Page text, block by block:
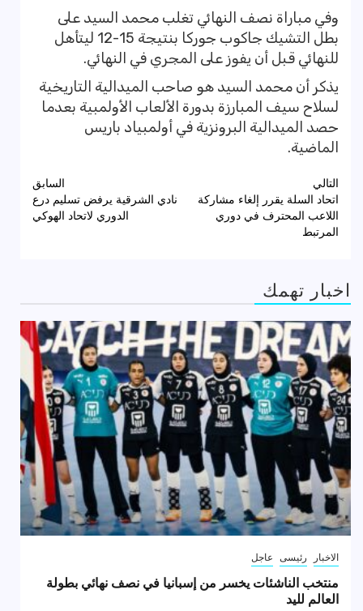
وفي مباراة نصف النهائي تغلب محمد السيد على
بطل التشيك جاكوب جوركا بنتيجة 15-12 ليتأهل
للنهائي قبل أن يفوز على المجري في النهائي.
يذكر أن محمد السيد هو صاحب الميدالية التاريخية
لسلاح سيف المبارزة بدورة الألعاب الأولمبية بعدما
حصد الميدالية البرونزية في أولمبياد باريس
الماضية.
تصفّح
المقالات
السابق
نادي الشرقية يرفض تسليم درع
الدوري لاتحاد الهوكي
التالي
اتحاد السلة يقرر إلغاء مشاركة
اللاعب المحترف في دوري
المرتبط
اخبار تهمك
الاخبار رئيسى عاجل
منتخب الناشئات يخسر من إسبانيا في نصف نهائي بطولة
العالم لليد